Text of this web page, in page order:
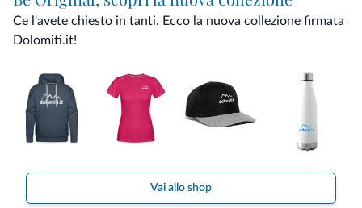
Ce l'avete chiesto in tanti. Ecco la nuova collezione firmata
Dolomiti.it!
Vai allo shop